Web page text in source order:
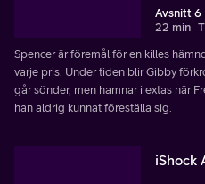
Avsnitt 6
22 min
Spencer är föremål för en killes
varje pris. Under tiden blir Gibby
går sönder, men hamnar i extas när
han aldrig kunnat föreställa sig.
iShock